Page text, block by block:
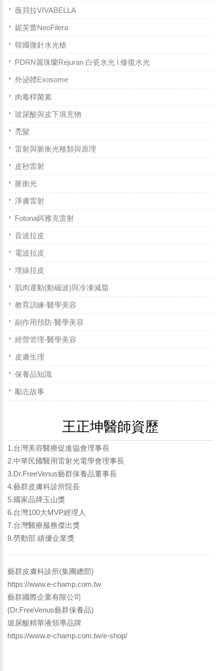
薇貝拉VIVABELLA
妮芙蕾NeoFilera
韓國微針水光槍
PDRN麗珠蘭Rejuran 白瓷水光 l 修復水光
外泌體Exosome
肉毒桿菌素
玻尿酸與皮下填充物
禿髮
雷射與脈衝光種類與原理
皮秒雷射
脈衝光
淨膚雷射
Fotona鉺雅克雷射
音波拉皮
電波拉皮
埋線拉皮
肌肉運動(動磁波)與冷凍減脂
教育訓練-醫學美容
副作用預防-醫學美容
經營管理-醫學美容
皮膚生理
保養品知識
勵志故事
王正坤醫師資歷
1.台灣美容醫療促進協會理事長
2.中華民國醫用雷射光電學會理事長
3.Dr.FreeVenus藝群保養品董事長
4.藝群皮膚科診所院長
5.國家品牌玉山獎
6.台灣100大MVP經理人
7.台灣醫療服務傑出獎
8.勞動部 績優企業獎
藝群皮膚科診所(集團總部)
https://www.e-champ.com.tw
藝群國際企業有限公司
(Dr.FreeVenus藝群保養品)
玻尿酸精華液領導品牌
https://www.e-champ.com.tw/e-shop/